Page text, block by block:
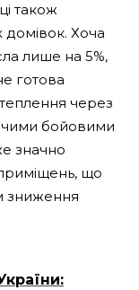
також
домівок. Хоча
лише на 5%,
готова
через
бойовими
значно
що
зниження